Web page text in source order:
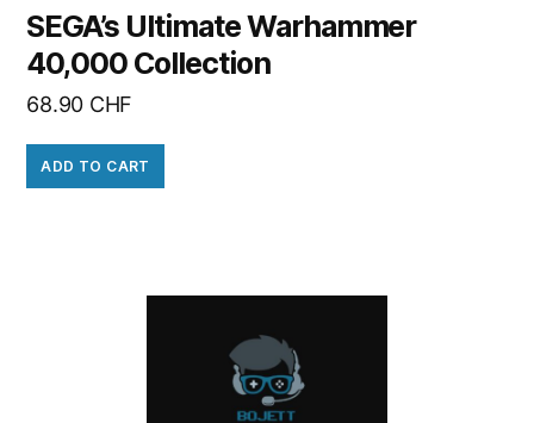
SEGA’s Ultimate Warhammer
40,000 Collection
68.90 CHF
ADD TO CART